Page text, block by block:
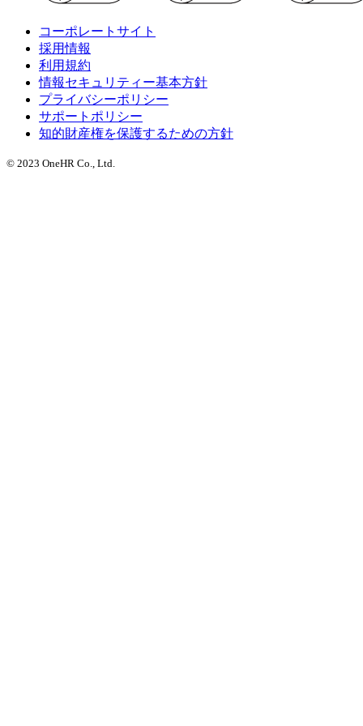
コーポレートサイト
採用情報
利用規約
情報セキュリティー基本方針
プライバシーポリシー
サポートポリシー
知的財産権を保護するための方針
© 2023 OneHR Co., Ltd.